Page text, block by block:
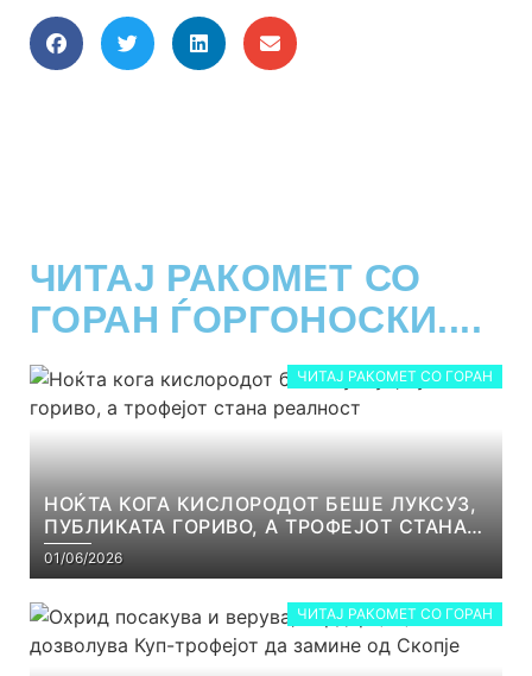
ЧИТАЈ РАКОМЕТ СО
ГОРАН ЃОРГОНОСКИ....
ЧИТАЈ РАКОМЕТ СО ГОРАН
НОЌТА КОГА КИСЛОРОДОТ БЕШЕ ЛУКСУЗ,
ПУБЛИКАТА ГОРИВО, А ТРОФЕЈОТ СТАНА
РЕАЛНОСТ
01/06/2026
ЧИТАЈ РАКОМЕТ СО ГОРАН